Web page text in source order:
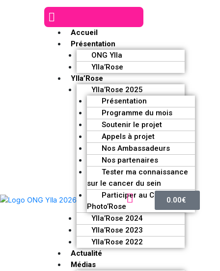
Accueil
Présentation
ONG Ylla
Ylla’Rose
Ylla’Rose
Ylla’Rose 2025
Présentation
Programme du mois
Soutenir le projet
Appels à projet
Nos Ambassadeurs
Nos partenaires
Tester ma connaissance
sur le cancer du sein
Participer au Challenge
Photo’Rose
Ylla’Rose 2024
Ylla’Rose 2023
Ylla’Rose 2022
Actualité
Médias
0.00€